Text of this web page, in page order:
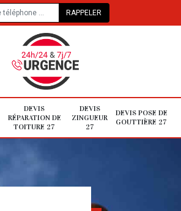
DEVIS
RÉPARATION DE
TOITURE 27
DEVIS
ZINGUEUR
27
DEVIS POSE DE
GOUTTIÈRE 27